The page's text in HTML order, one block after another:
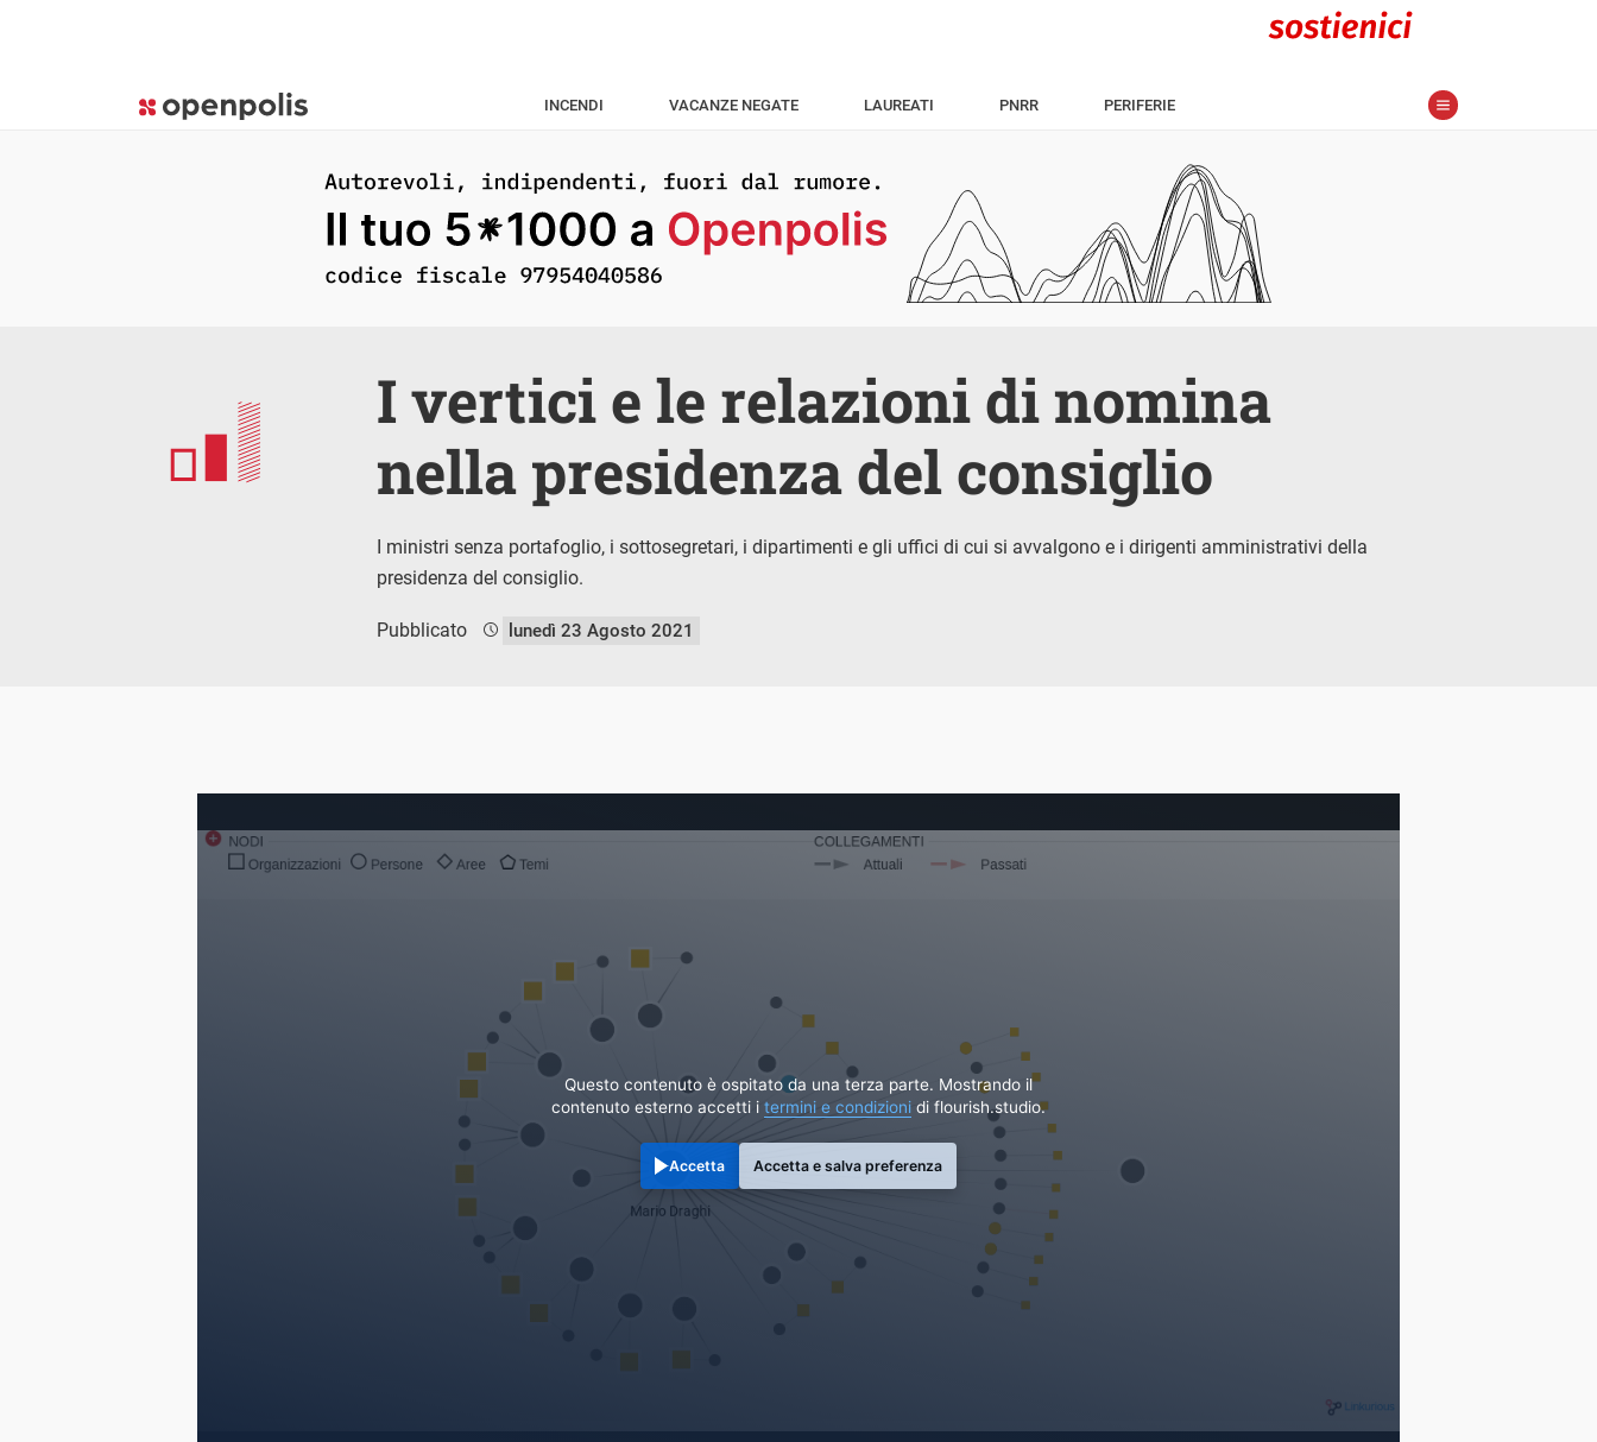
INCENDI VACANZE NEGATE LAUREATI PNRR PERIFERIE
I vertici e le relazioni di nomina
nella presidenza del consiglio
I ministri senza portafoglio, i sottosegretari, i dipartimenti e gli uffici di cui si avvalgono e i dirigenti amministrativi della
presidenza del consiglio.
Pubblicato lunedì 23 Agosto 2021
Questo contenuto è ospitato da una terza parte. Mostrando il
contenuto esterno accetti i termini e condizioni di flourish.studio.
Accetta Accetta e salva preferenza